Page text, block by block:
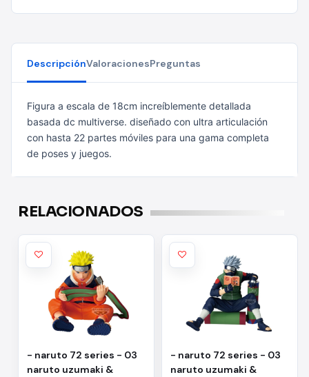
DescripciónValoracionesPreguntas
Figura a escala de 18cm increíblemente detallada
basada dc multiverse. diseñado con ultra articulación
con hasta 22 partes móviles para una gama completa
de poses y juegos.
RELACIONADOS
- naruto 72 series - 03
naruto uzumaki &
- naruto 72 series - 03
naruto uzumaki &